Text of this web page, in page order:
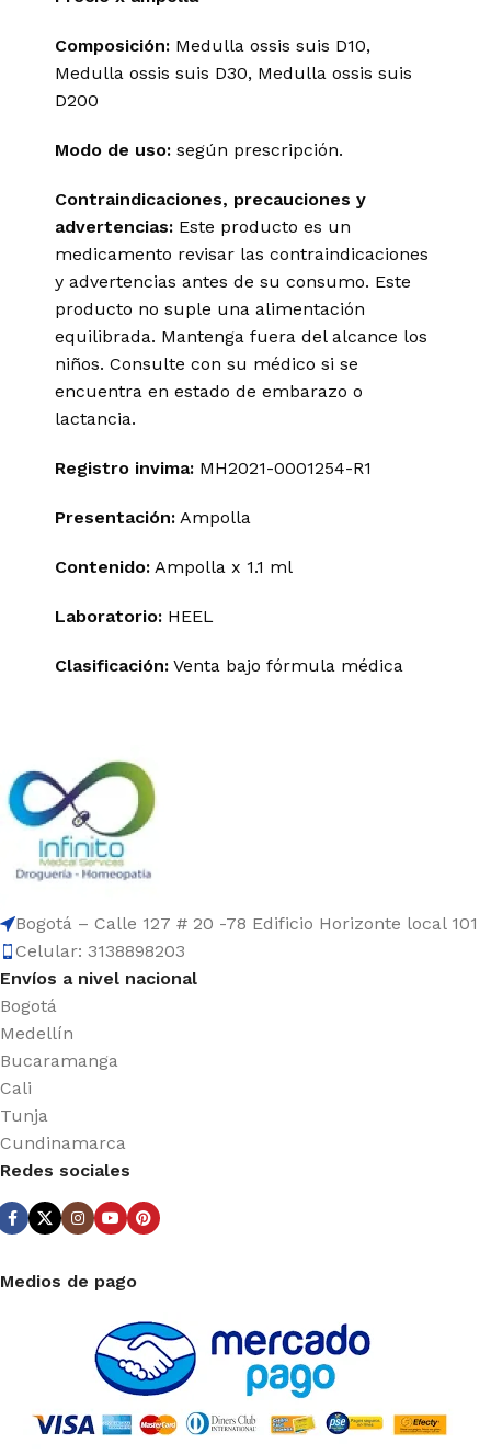
Composición: Medulla ossis suis D10,
Medulla ossis suis D30, Medulla ossis suis
D200
Modo de uso: según prescripción.
Contraindicaciones, precauciones y
advertencias: Este producto es un
medicamento revisar las contraindicaciones
y advertencias antes de su consumo. Este
producto no suple una alimentación
equilibrada. Mantenga fuera del alcance los
niños. Consulte con su médico si se
encuentra en estado de embarazo o
lactancia.
Registro invima: MH2021-0001254-R1
Presentación: Ampolla
Contenido: Ampolla x 1.1 ml
Laboratorio: HEEL
Clasificación: Venta bajo fórmula médica
Bogotá – Calle 127 # 20 -78 Edificio Horizonte local 101
Celular: 3138898203
Envíos a nivel nacional
Bogotá
Medellín
Bucaramanga
Cali
Tunja
Cundinamarca
Redes sociales
Medios de pago